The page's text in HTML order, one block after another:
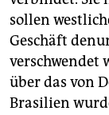
sollen
Geschäft
verschwendet
über das von
Brasilien